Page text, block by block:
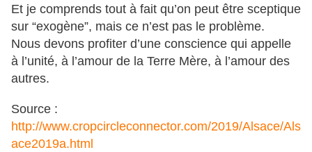
Et je comprends tout à fait qu’on peut être sceptique
sur “exogène”, mais ce n’est pas le problème.
Nous devons profiter d’une conscience qui appelle
à l’unité, à l’amour de la Terre Mère, à l’amour des
autres.
Source :
http://www.cropcircleconnector.com/2019/Alsace/Als
ace2019a.html